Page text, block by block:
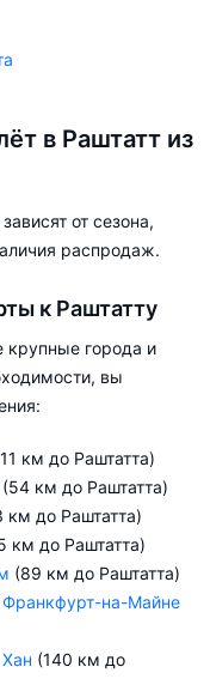
в Раштатт из
от сезона,
распродаж.
к Раштатту
крупные города и
вы
км до Раштатта)
(54 км до Раштатта)
км до Раштатта)
км до Раштатта)
(89 км до Раштатта)
Франкфурт-на-Майне
Хан (140 км до